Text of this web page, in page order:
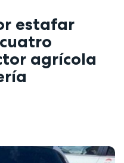
estafar
agrícola